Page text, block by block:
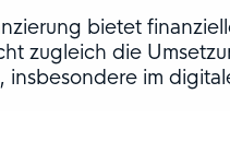
bietet
zugleich die
insbesondere im